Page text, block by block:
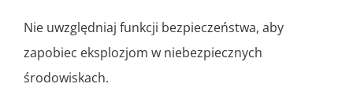
Nie uwzględniaj funkcji bezpieczeństwa, aby
zapobiec eksplozjom w niebezpiecznych
środowiskach.